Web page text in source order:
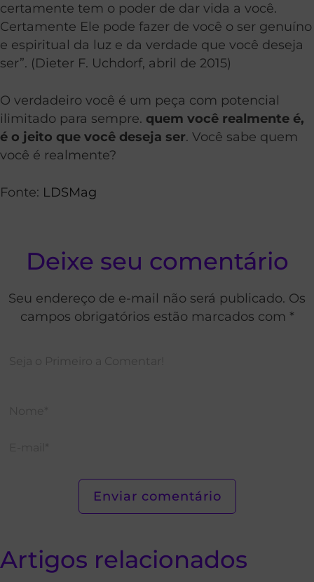
certamente tem o poder de dar vida a você.
Certamente Ele pode fazer de você o ser genuíno
e espiritual da luz e da verdade que você deseja
ser”. (Dieter F. Uchdorf, abril de 2015)
O verdadeiro você é um peça com potencial
ilimitado para sempre. quem você realmente é,
é o jeito que você deseja ser. Você sabe quem
você é realmente?
Fonte: LDSMag
Deixe seu comentário
Seu endereço de e-mail não será publicado. Os
campos obrigatórios estão marcados com *
Artigos relacionados